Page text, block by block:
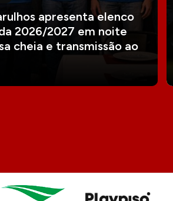
apresenta elenco
2026/2027 em noite
cheia e transmissão ao